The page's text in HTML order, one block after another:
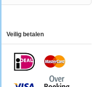
Veilig betalen